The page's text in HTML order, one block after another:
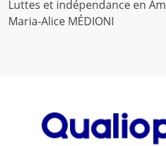
Luttes et indépendance en
Maria-Alice MÉDIONI